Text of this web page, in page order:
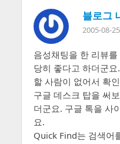
블로그
2005-08-
음성채팅을 한 리뷰
당히 좋다고 하더군
할 사람이 없어서 확
구글 데스크 탑을 써
더군요. 구글 톡을 사
요.
Quick Find는 검색어